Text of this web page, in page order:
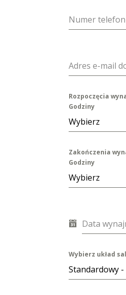
Numer
Adres e-mail
Rozpoczęcia
Godziny
Wybierz
Zakończenia
Godziny
Wybierz
Data
Wybierz układ
Standardowy -